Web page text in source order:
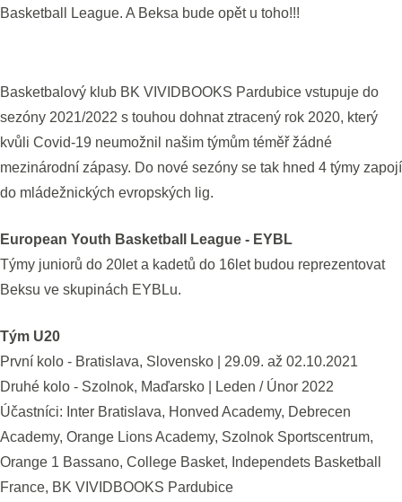
Basketball League. A Beksa bude opět u toho!!!
Basketbalový klub BK VIVIDBOOKS Pardubice vstupuje do
sezóny 2021/2022 s touhou dohnat ztracený rok 2020, který
kvůli Covid-19 neumožnil našim týmům téměř žádné
mezinárodní zápasy. Do nové sezóny se tak hned 4 týmy zapojí
do mládežnických evropských lig.
European Youth Basketball League - EYBL
Týmy juniorů do 20let a kadetů do 16let budou reprezentovat
Beksu ve skupinách EYBLu.
Tým U20
První kolo - Bratislava, Slovensko | 29.09. až 02.10.2021
Druhé kolo - Szolnok, Maďarsko | Leden / Únor 2022
Účastníci: Inter Bratislava, Honved Academy, Debrecen
Academy, Orange Lions Academy, Szolnok Sportscentrum,
Orange 1 Bassano, College Basket, Independets Basketball
France, BK VIVIDBOOKS Pardubice